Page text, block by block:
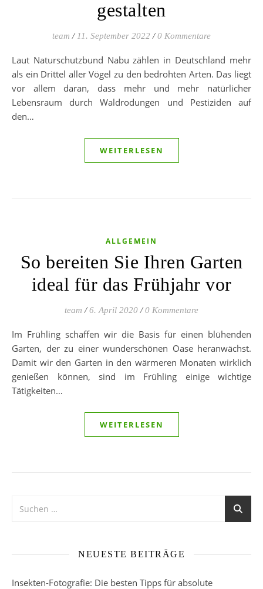
gestalten
team / 11. September 2022 / 0 Kommentare
Laut Naturschutzbund Nabu zählen in Deutschland mehr
als ein Drittel aller Vögel zu den bedrohten Arten. Das liegt
vor allem daran, dass mehr und mehr natürlicher
Lebensraum durch Waldrodungen und Pestiziden auf
den…
WEITERLESEN
ALLGEMEIN
So bereiten Sie Ihren Garten
ideal für das Frühjahr vor
team / 6. April 2020 / 0 Kommentare
Im Frühling schaffen wir die Basis für einen blühenden
Garten, der zu einer wunderschönen Oase heranwächst.
Damit wir den Garten in den wärmeren Monaten wirklich
genießen können, sind im Frühling einige wichtige
Tätigkeiten…
WEITERLESEN
NEUESTE BEITRÄGE
Insekten-Fotografie: Die besten Tipps für absolute